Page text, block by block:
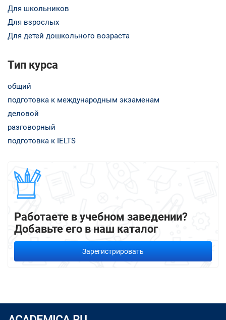
Для школьников
Для взрослых
Для детей дошкольного возраста
Тип курса
общий
подготовка к международным экзаменам
деловой
разговорный
подготовка к IELTS
Работаете в учебном заведении?
Добавьте его в наш каталог
Зарегистрировать